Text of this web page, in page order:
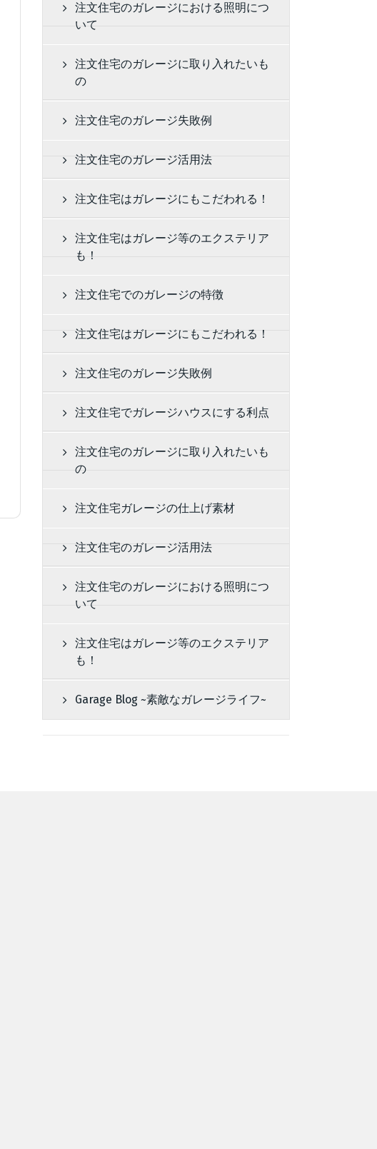
注文住宅のガレージにおける照明につ
いて
注文住宅のガレージに取り入れたいも
の
注文住宅のガレージ失敗例
注文住宅のガレージ活用法
注文住宅はガレージにもこだわれる！
注文住宅はガレージ等のエクステリア
も！
注文住宅でのガレージの特徴
注文住宅はガレージにもこだわれる！
注文住宅のガレージ失敗例
注文住宅でガレージハウスにする利点
注文住宅のガレージに取り入れたいも
の
注文住宅ガレージの仕上げ素材
注文住宅のガレージ活用法
注文住宅のガレージにおける照明につ
いて
注文住宅はガレージ等のエクステリア
も！
Garage Blog ~素敵なガレージライフ~